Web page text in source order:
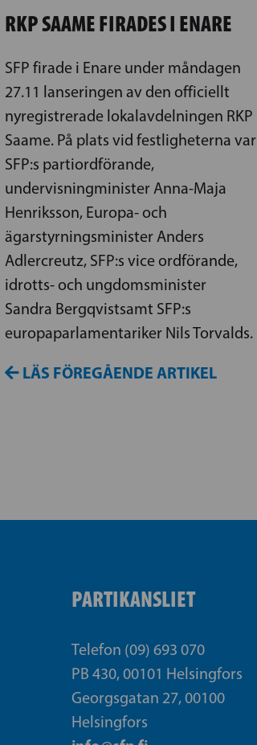
RKP SAAME FIRADES I ENARE
SFP firade i Enare under måndagen
27.11 lanseringen av den officiellt
nyregistrerade lokalavdelningen RKP
Saame. På plats vid festligheterna var
SFP:s partiordförande,
undervisningminister Anna-Maja
Henriksson, Europa- och
ägarstyrningsminister Anders
Adlercreutz, SFP:s vice ordförande,
idrotts- och ungdomsminister
Sandra Bergqvistsamt SFP:s
europaparlamentariker Nils Torvalds.
LÄS FÖREGÅENDE ARTIKEL
PARTIKANSLIET
Telefon (09) 693 070
PB 430, 00101 Helsingfors
Georgsgatan 27, 00100
Helsingfors